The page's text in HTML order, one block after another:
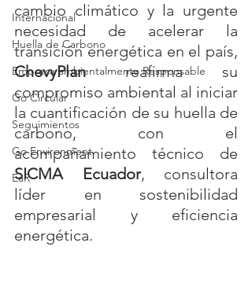
Internacional
Huella de Carbono
Empresa ambientalmente Responsable
Go Circular
Seguimientos
Go Environment
EaR
cambio climático y la urgente
necesidad de acelerar la
ChevyPlan reafirma su
compromiso ambiental al iniciar
la cuantificación de su huella de
carbono, con el
SICMA Ecuador, consultora
líder en sostenibilidad
empresarial y eficiencia
energética.